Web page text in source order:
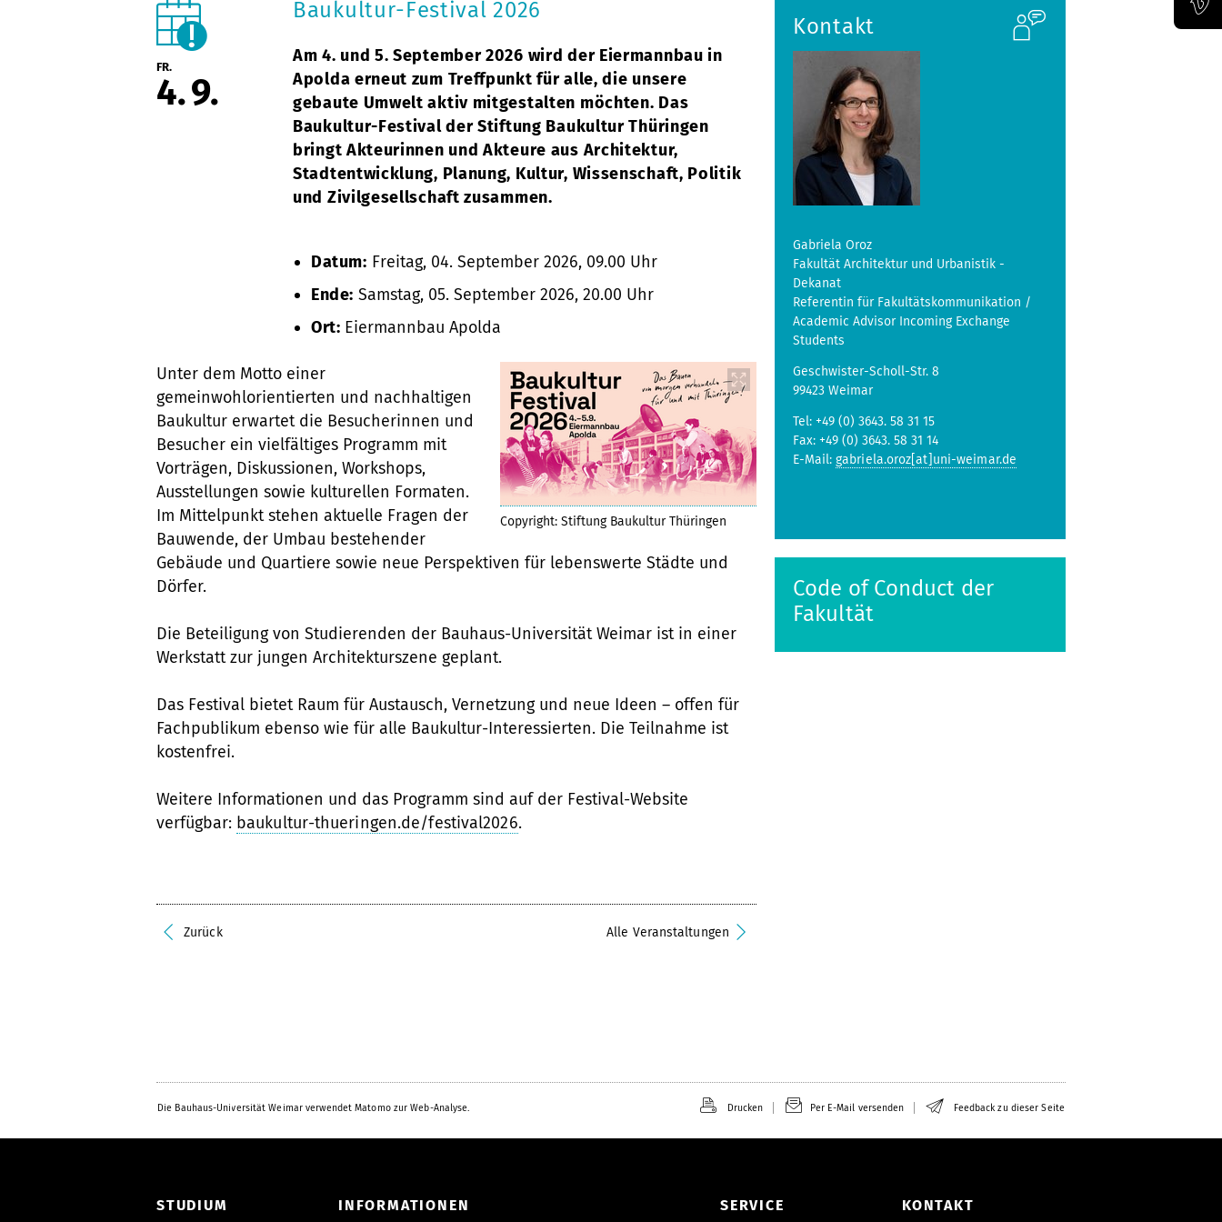
FR.
4 9
Baukultur-Festival 2026
Am 4. und 5. September 2026 wird der Eiermannbau in
Apolda erneut zum Treffpunkt für alle, die unsere
gebaute Umwelt aktiv mitgestalten möchten. Das
Baukultur-Festival der Stiftung Baukultur Thüringen
bringt Akteurinnen und Akteure aus Architektur,
Stadtentwicklung, Planung, Kultur, Wissenschaft, Politik
und Zivilgesellschaft zusammen.
Datum: Freitag, 04. September 2026, 09.00 Uhr
Ende: Samstag, 05. September 2026, 20.00 Uhr
Ort: Eiermannbau Apolda
Copyright: Stiftung Baukultur Thüringen
Unter dem Motto einer
gemeinwohlorientierten und nachhaltigen
Baukultur erwartet die Besucherinnen und
Besucher ein vielfältiges Programm mit
Vorträgen, Diskussionen, Workshops,
Ausstellungen sowie kulturellen Formaten.
Im Mittelpunkt stehen aktuelle Fragen der
Bauwende, der Umbau bestehender
Gebäude und Quartiere sowie neue Perspektiven für lebenswerte Städte und
Dörfer.
Die Beteiligung von Studierenden der Bauhaus-Universität Weimar ist in einer
Werkstatt zur jungen Architekturszene geplant.
Das Festival bietet Raum für Austausch, Vernetzung und neue Ideen – offen für
Fachpublikum ebenso wie für alle Baukultur-Interessierten. Die Teilnahme ist
kostenfrei.
Weitere Informationen und das Programm sind auf der Festival-Website
verfügbar: baukultur-thueringen.de/festival2026.
Zurück Alle Veranstaltungen
Kontakt
Gabriela Oroz
Fakultät Architektur und Urbanistik -
Dekanat
Referentin für Fakultätskommunikation /
Academic Advisor Incoming Exchange
Students
Geschwister-Scholl-Str. 8
99423 Weimar
Tel: +49 (0) 3643. 58 31 15
Fax: +49 (0) 3643. 58 31 14
E-Mail: gabriela.oroz[at]uni-weimar.de
Code of Conduct der
Fakultät
Die Bauhaus-Universität Weimar verwendet Matomo zur Web-Analyse. Drucken Per E-Mail versenden Feedback zu dieser Seite
STUDIUM INFORMATIONEN SERVICE KONTAKT